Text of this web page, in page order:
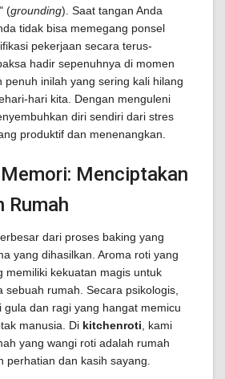
(grounding). Saat tangan Anda
tidak bisa memegang ponsel
pekerjaan secara terus-
hadir sepenuhnya di momen
penuh inilah yang sering kali hilang
hari kita. Dengan menguleni
diri sendiri dari stres
produktif dan menenangkan.
Menciptakan
Rumah
dari proses baking yang
yang dihasilkan. Aroma roti yang
memiliki kekuatan magis untuk
sebuah rumah. Secara psikologis,
gula dan ragi yang hangat memicu
manusia. Di kitchenroti , kami
yang wangi roti adalah rumah
perhatian dan kasih sayang.